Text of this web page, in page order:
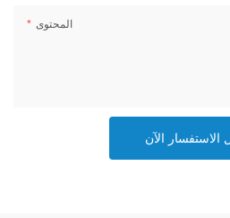
المحتوى
الاستفسار الآن